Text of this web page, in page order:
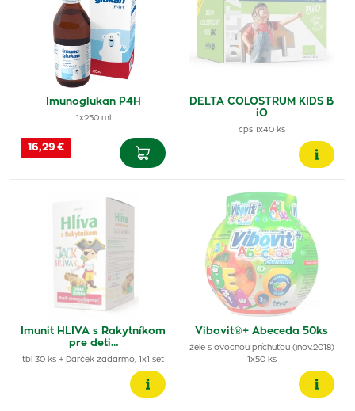
Imunoglukan P4H
1x250 ml
16,29 €
DELTA COLOSTRUM KIDS B
iO
cps 1x40 ks
Imunit HLIVA s Rakytníkom
pre deti…
tbl 30 ks + Darček zadarmo, 1x1 set
Vibovit®+ Abeceda 50ks
želé s ovocnou príchuťou (inov.2018)
1x50 ks